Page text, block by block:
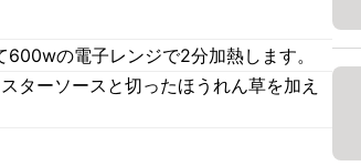
の電子レンジで2分加熱します。
ターソースと切ったほうれん草を加え